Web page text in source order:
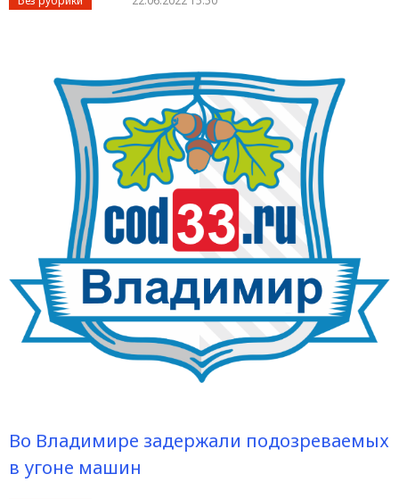
Во Владимире задержали подозреваемых
в угоне машин